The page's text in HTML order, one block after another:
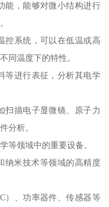
能，能够对微小结构进行
控系统，可以在低温或高
同温度下的特性。
等进行表征，分析其电学
描电子显微镜、原子力
分析。
等领域中的重要设备。
纳米技术等领域的高精度
）、功率器件、传感器等